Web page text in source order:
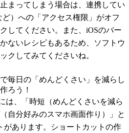
まってしまう場合は、連携してい
）への「アクセス権限」がオフ
してください。また、iOSのバー
ないレシピもあるため、ソフトウ
クしてみてくださいね。
毎日の「めんどくさい」を減らし
ろう！
は、「時短（めんどくさいを減ら
自分好みのスマホ画面作り）」と
があります。ショートカットの作